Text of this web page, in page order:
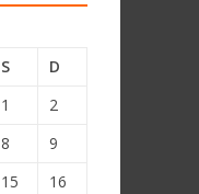
S
D
1
2
8
9
15
16